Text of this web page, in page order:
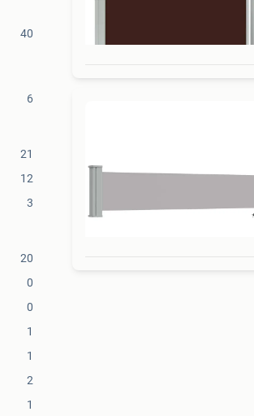
40
6
21
12
3
20
0
0
1
1
2
1